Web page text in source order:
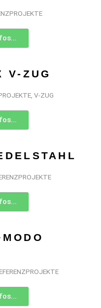
V-ZUG
, V-ZUG